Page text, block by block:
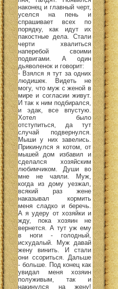
наконец и главный черт,
уселся на пень и
спрашивает всех по
порядку, как идут их
пакостные дела. Стали
черти хвалиться
наперебой своими
подвигами. А один
дьяволенок и говорит:
- Взялся я тут за одних
людишек. Видеть не
могу, что муж с женой в
мире и согласии живут.
И так к ним подбирался,
и эдак, все впустую.
Хотел было
отступиться, да тут
случай подвернулся.
Мыши у них завелись.
Прикинулся я котом, от
мышей дом избавил и
сделался хозяйским
любимчиком. Души во
мне не чаяли. Муж,
когда из дому уезжал,
всякий раз жене
наказывал кормить
меня сладко и беречь.
А я удеру от хозяйки и
жду, пока хозяин не
вернется. А тут уж ему
в ноги - голодный,
исхудалый. Муж давай
жену винить. И стали
они ссориться. Дальше
- больше. Под конец как
увидал меня хозяин
полуживым, так и
накинулся на жену!